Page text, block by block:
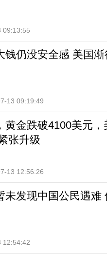
09:13:55
钱仍没安全感 美国渐
13 09:19:49
黄金跌破4100美元
张升级
13 12:56:26
未发现中国公民遇难
12:54:42